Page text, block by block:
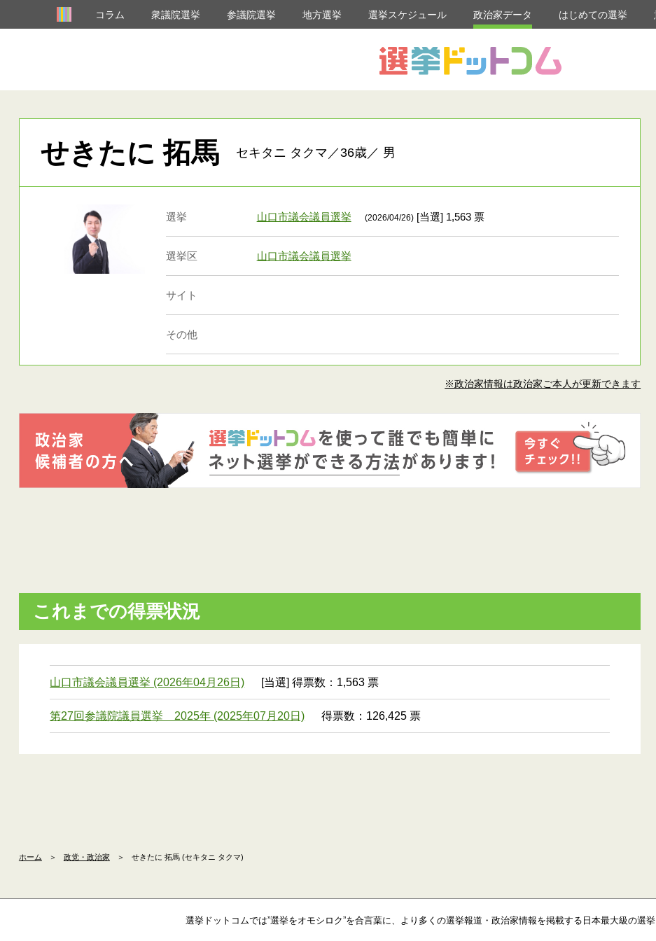
コラム 衆議院選挙 参議院選挙 地方選挙 選挙スケジュール 政治家データ はじめての選挙
せきたに 拓馬 セキタニ タクマ／36歳／ 男
選挙 山口市議会議員選挙 (2026/04/26)[当選] 1,563 票
選挙区 山口市議会議員選挙
サイト
その他
※政治家情報は政治家ご本人が更新できます
これまでの得票状況
山口市議会議員選挙 (2026年04月26日) [当選] 得票数：1,563 票
第27回参議院議員選挙 2025年 (2025年07月20日) 得票数：126,425 票
ホーム ＞ 政党・政治家 ＞ せきたに 拓馬 (セキタニ タクマ)
選挙ドットコムでは”選挙をオモシロク”を合言葉に、より多くの選挙報道・政治家情報を掲載する日本最大級の選